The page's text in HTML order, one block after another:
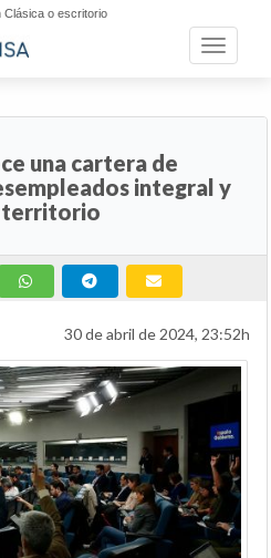
Clásica o escritorio
Toggle
una cartera de
integral y
territorio
30 de abril de 2024, 23:52h